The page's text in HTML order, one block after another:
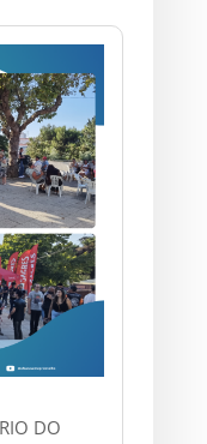
DO